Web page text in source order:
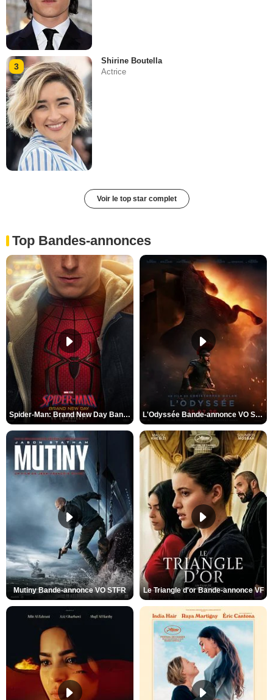
3
Shirine Boutella
Actrice
Voir le top star complet
Top Bandes-annonces
Spider-Man: Brand New Day Bande-annonce VO STFR L'Odyssée Bande-annonce VO STFR
Mutiny Bande-annonce VO STFR Le Triangle d'or Bande-annonce VF